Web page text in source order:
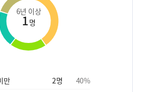
6년 이상
1명
만 2명 40%